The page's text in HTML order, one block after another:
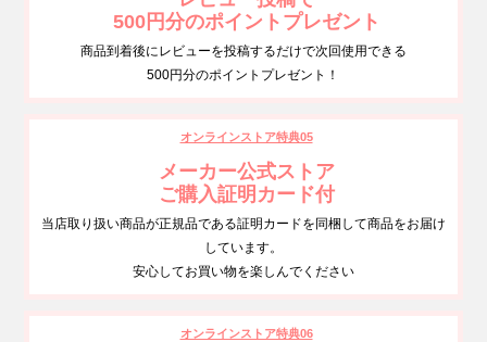
500円分のポイントプレゼント
商品到着後にレビューを投稿するだけで次回使用できる
500円分のポイントプレゼント！
オンラインストア特典05
メーカー公式ストア
ご購入証明カード付
当店取り扱い商品が正規品である証明カードを同梱して商品をお届け
しています。
安心してお買い物を楽しんでください
オンラインストア特典06